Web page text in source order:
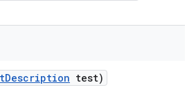
Description test)